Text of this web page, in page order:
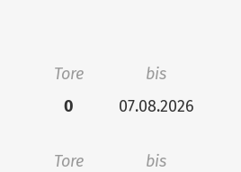
Tore
bis
0 07.08.2026
Tore
bis